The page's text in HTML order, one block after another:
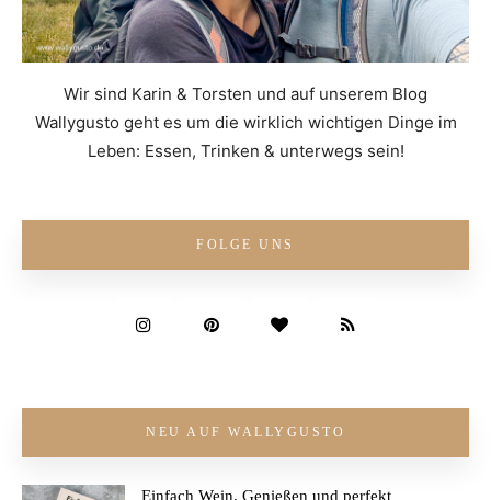
Wir sind Karin & Torsten und auf unserem Blog
Wallygusto geht es um die wirklich wichtigen Dinge im
Leben: Essen, Trinken & unterwegs sein!
FOLGE UNS
NEU AUF WALLYGUSTO
Einfach Wein. Genießen und perfekt